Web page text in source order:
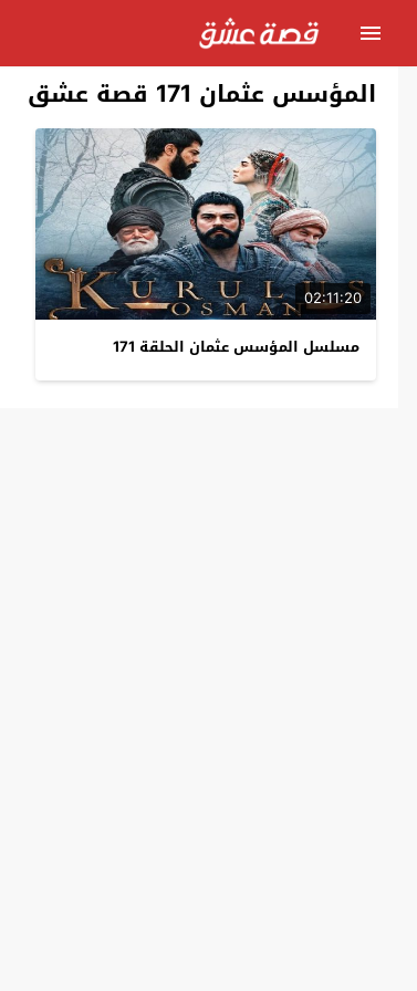
المؤسس عثمان 171 قصة عشق
02:11:20
مسلسل المؤسس عثمان الحلقة 171